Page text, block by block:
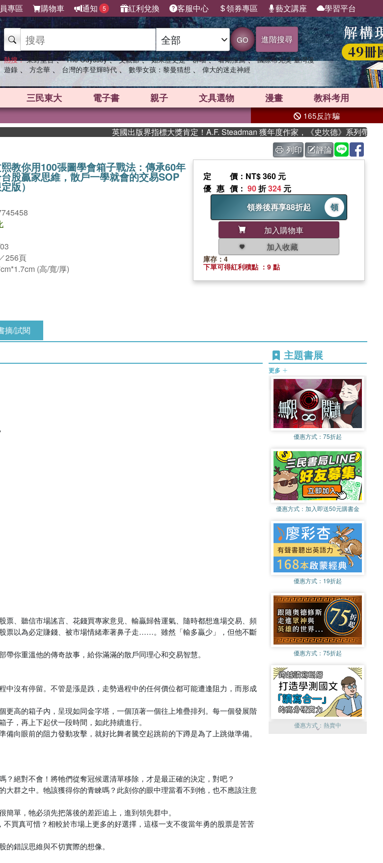
專區 購物車 通知 5 紅利兌換 客服中心 領券專區 藝文講座 學習平台
GO 進階搜尋
熱搜： 東野圭吾 、 The Odyssey 、 父親節 、 如果歷史是一群喵 、 暑期推薦 、 國際布克獎 臺灣漫
遊錄 、 方念華 、 台灣的李登輝時代 、 數學女孩：黎曼猜想 、 偉大的迷走神經
三民東大 電子書 親子 文具選物 漫畫 教科考用
165反詐騙
英國出版界指標大獎肯定！A.F. Steadman 獲年度作家，《史坎德》系列帶你踏上熱血奇
列印 評論
教你用100張圖學會箱子戰法：傳承60年
股贏家思維，散戶一學就會的交易SOP
版）
256頁
(高/寬/厚)
定價 ：NT$ 360 元
優惠價 ： 90折324 元
領券後再享88折起
領
加入購物車
加入收藏
庫存：4
下單可得紅利積點 ：9 點
摘/試閱
、聽信市場謠言、花錢買專家意見、輸贏歸咎運氣、隨時都想進場交易、頻
票以為必定賺錢、被市場情緒牽著鼻子走……。雖然「輸多贏少」，但他不斷
你重溫他的傳奇故事，給你滿滿的散戶同理心和交易智慧。
中沒有停留。不管是漲是跌，走勢過程中的任何價位都可能遭逢阻力，而形成
更高的箱子內，呈現如同金字塔，一個頂著一個往上堆疊排列。每一個發展階
，再上下起伏一段時間，如此持續進行。
向眼前的阻力發動攻擊，就好比舞者騰空起跳前的下蹲是為了上跳做準備。
絕對不會！將牠們從奪冠候選清單移除，才是最正確的決定，對吧？
群之中。牠該獲得你的青睞嗎？此刻你的眼中理當看不到牠，也不應該注意
單，牠必須先把落後的差距追上，進到領先群中。
買真可惜？相較於市場上更多的好選擇，這樣一支不復當年勇的股票是苦苦
錯誤思維與不切實際的想像。
主題書展
更多
優惠方式： 75折起
優惠方式： 加入即送50元購書金
優惠方式： 19折起
優惠方式： 75折起
優惠方式： 熱賣中